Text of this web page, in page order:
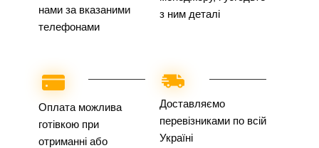
нами за вказаними
телефонами
з ним деталі
Оплата можлива
готівкою при
отриманні або
Доставляємо
перевізниками по всій
Україні